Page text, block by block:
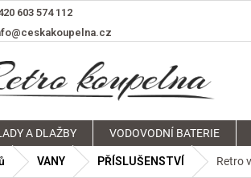
603 574 112
A DLAŽBY VODOVODNÍ BATERIE
VANY PŘÍSLUŠENSTVÍ Retro